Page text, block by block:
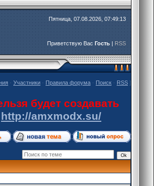
Пятница, 07.08.2026, 07:49:13
Приветствую Вас Гость|RSS
· Участники · Правила форума · Поиск · RSS ]
будет создавать
http://amxmodx.su/